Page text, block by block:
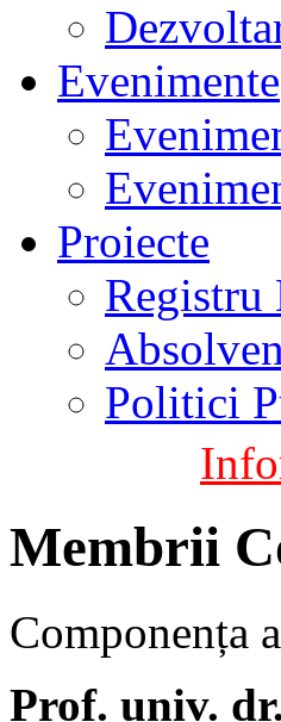
Evenimente
Proiecte
Politici
Membrii
Componența
Prof. univ.